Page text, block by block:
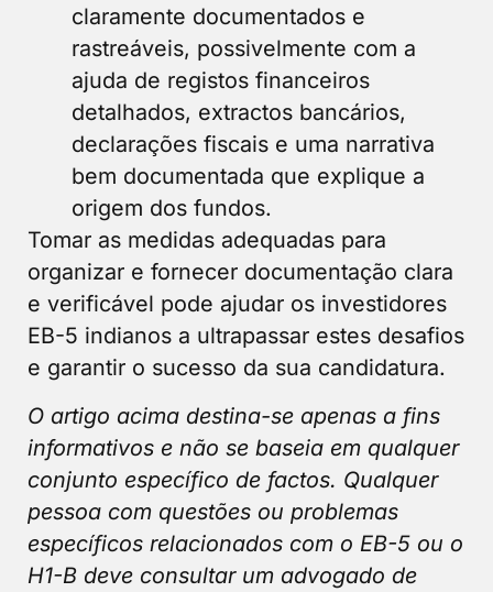
claramente documentados e
rastreáveis, possivelmente com a
ajuda de registos financeiros
detalhados, extractos bancários,
declarações fiscais e uma narrativa
bem documentada que explique a
origem dos fundos.
Tomar as medidas adequadas para
organizar e fornecer documentação clara
e verificável pode ajudar os investidores
EB-5 indianos a ultrapassar estes desafios
e garantir o sucesso da sua candidatura.
O artigo acima destina-se apenas a fins
informativos e não se baseia em qualquer
conjunto específico de factos. Qualquer
pessoa com questões ou problemas
específicos relacionados com o EB-5 ou o
H1-B deve consultar um advogado de